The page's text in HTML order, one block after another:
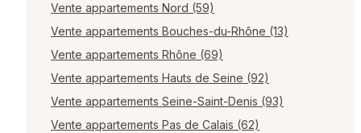
Vente appartements Nord (59)
Vente appartements Bouches-du-Rhône (13)
Vente appartements Rhône (69)
Vente appartements Hauts de Seine (92)
Vente appartements Seine-Saint-Denis (93)
Vente appartements Pas de Calais (62)